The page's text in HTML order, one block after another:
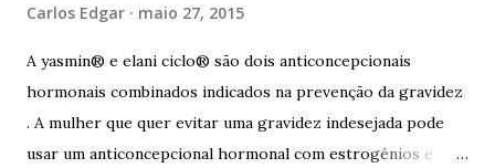
Carlos Edgar maio 27, 2015
A yasmin® e elani ciclo® são dois anticoncepcionais
hormonais combinados indicados na prevenção da gravidez
. A mulher que quer evitar uma gravidez indesejada pode
usar um anticoncepcional hormonal com estrogénios e